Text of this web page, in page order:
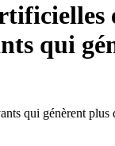
qui
qui génèrent plus